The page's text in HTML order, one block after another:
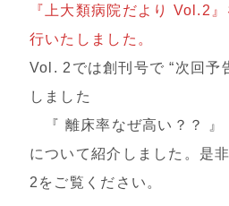
『 上大類病院だより Vol.2』
行いたしました。
Vol. 2では創刊号で “次回予
しました
『 離床率なぜ高い？？ 』
について紹介しました。是
2をご覧ください。